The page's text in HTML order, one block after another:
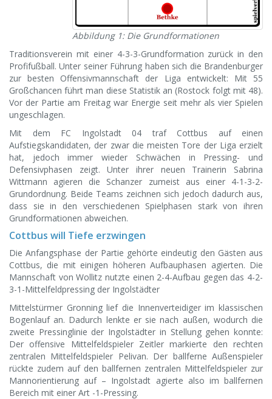
Abbildung 1: Die Grundformationen
Traditionsverein mit einer 4-3-3-Grundformation zurück in den
Profifußball. Unter seiner Führung haben sich die Brandenburger
zur besten Offensivmannschaft der Liga entwickelt: Mit 55
Großchancen führt man diese Statistik an (Rostock folgt mit 48).
Vor der Partie am Freitag war Energie seit mehr als vier Spielen
ungeschlagen.
Mit dem FC Ingolstadt 04 traf Cottbus auf einen
Aufstiegskandidaten, der zwar die meisten Tore der Liga erzielt
hat, jedoch immer wieder Schwächen in Pressing- und
Defensivphasen zeigt. Unter ihrer neuen Trainerin Sabrina
Wittmann agieren die Schanzer zumeist aus einer 4-1-3-2-
Grundordnung. Beide Teams zeichnen sich jedoch dadurch aus,
dass sie in den verschiedenen Spielphasen stark von ihren
Grundformationen abweichen.
Cottbus will Tiefe erzwingen
Die Anfangsphase der Partie gehörte eindeutig den Gästen aus
Cottbus, die mit einigen höheren Aufbauphasen agierten. Die
Mannschaft von Wollitz nutzte einen 2-4-Aufbau gegen das 4-2-
3-1-Mittelfeldpressing der Ingolstädter
Mittelstürmer Gronning lief die Innenverteidiger im klassischen
Bogenlauf an. Dadurch lenkte er sie nach außen, wodurch die
zweite Pressinglinie der Ingolstädter in Stellung gehen konnte:
Der offensive Mittelfeldspieler Zeitler markierte den rechten
zentralen Mittelfeldspieler Pelivan. Der ballferne Außenspieler
rückte zudem auf den ballfernen zentralen Mittelfeldspieler zur
Mannorientierung auf – Ingolstadt agierte also im ballfernen
Bereich mit einer Art -1-Pressing.